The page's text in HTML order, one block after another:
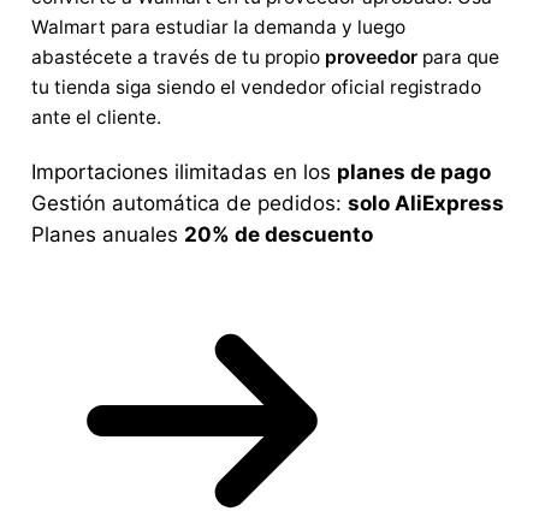
Walmart para estudiar la demanda y luego
abastécete a través de tu propio proveedor para que
tu tienda siga siendo el vendedor oficial registrado
ante el cliente.
Importaciones ilimitadas en los planes de pago
Gestión automática de pedidos: solo AliExpress
Planes anuales 20% de descuento